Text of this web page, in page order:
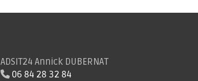
ADSIT24 Annick DUBERNAT
06 84 28 32 84